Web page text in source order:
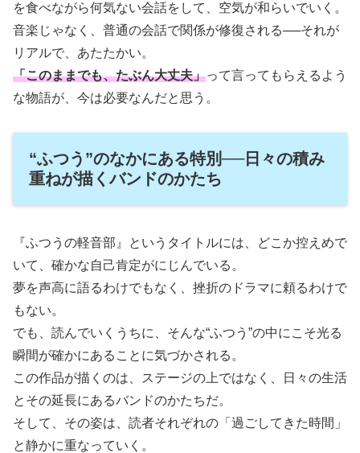
を食べながら何気ない会話をして、空気が和らいでいく。
音楽じゃなく、普通の会話で関係が修復される──それが
リアルで、あたたかい。
「このままでも、たぶん大丈夫」って言ってもらえるよう
な物語が、今は必要なんだと思う。
“ふつう”のなかにある特別──日々の積み
重ねが描くバンドのかたち
『ふつうの軽音部』というタイトルには、どこか控えめで
いて、確かな自己肯定がにじんでいる。
夢を声高に語るわけでもなく、挫折のドラマに頼るわけで
もない。
でも、読んでいくうちに、そんな“ふつう”の中にこそ光る
瞬間が確かにあることに気づかされる。
この作品が描くのは、ステージの上ではなく、日々の生活
とその延長にあるバンドのかたちだ。
そして、その姿は、読者それぞれの「過ごしてきた時間」
と静かに重なっていく。